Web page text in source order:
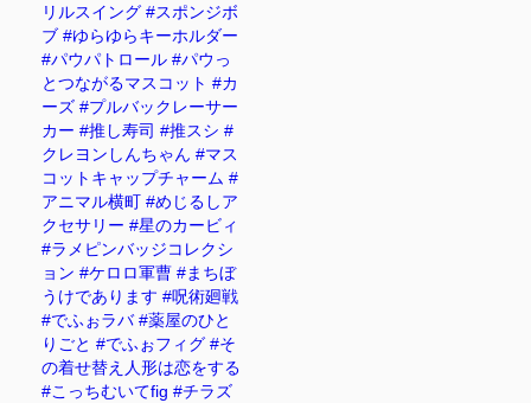
リルスイング #スポンジボ
ブ #ゆらゆらキーホルダー
#パウパトロール #パウっ
とつながるマスコット #カ
ーズ #プルバックレーサー
カー #推し寿司 #推スシ #
クレヨンしんちゃん #マス
コットキャップチャーム #
アニマル横町 #めじるしア
クセサリー #星のカービィ
#ラメピンバッジコレクシ
ョン #ケロロ軍曹 #まちぼ
うけであります #呪術廻戦
#でふぉラバ #薬屋のひと
りごと #でふぉフィグ #そ
の着せ替え人形は恋をする
#こっちむいてfig #チラズ